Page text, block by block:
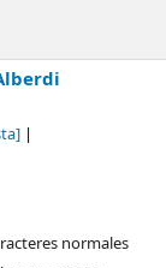
normales